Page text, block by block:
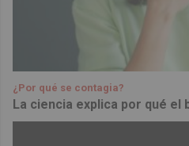
¿Por qué se contagia?
La ciencia explica por qué